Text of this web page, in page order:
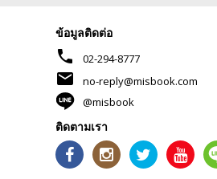
ข้อมูลติดต่อ
phone 02-294-8777
mail
no-reply@misbook.com
@misbook
ติดตามเรา